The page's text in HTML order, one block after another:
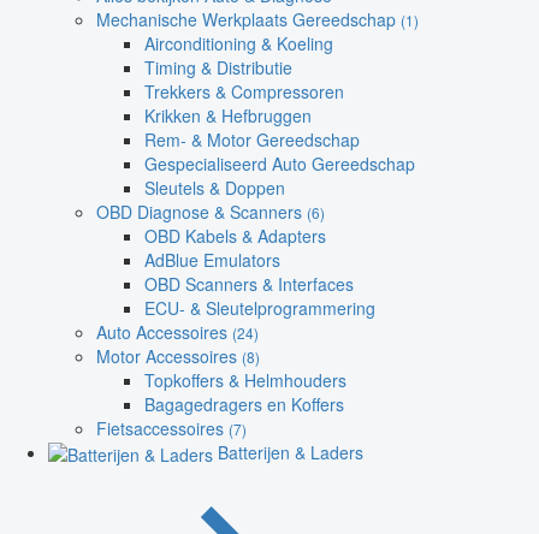
Mechanische Werkplaats Gereedschap (1)
Airconditioning & Koeling
Timing & Distributie
Trekkers & Compressoren
Krikken & Hefbruggen
Rem- & Motor Gereedschap
Gespecialiseerd Auto Gereedschap
Sleutels & Doppen
OBD Diagnose & Scanners (6)
OBD Kabels & Adapters
AdBlue Emulators
OBD Scanners & Interfaces
ECU- & Sleutelprogrammering
Auto Accessoires (24)
Motor Accessoires (8)
Topkoffers & Helmhouders
Bagagedragers en Koffers
Fietsaccessoires (7)
Batterijen & Laders